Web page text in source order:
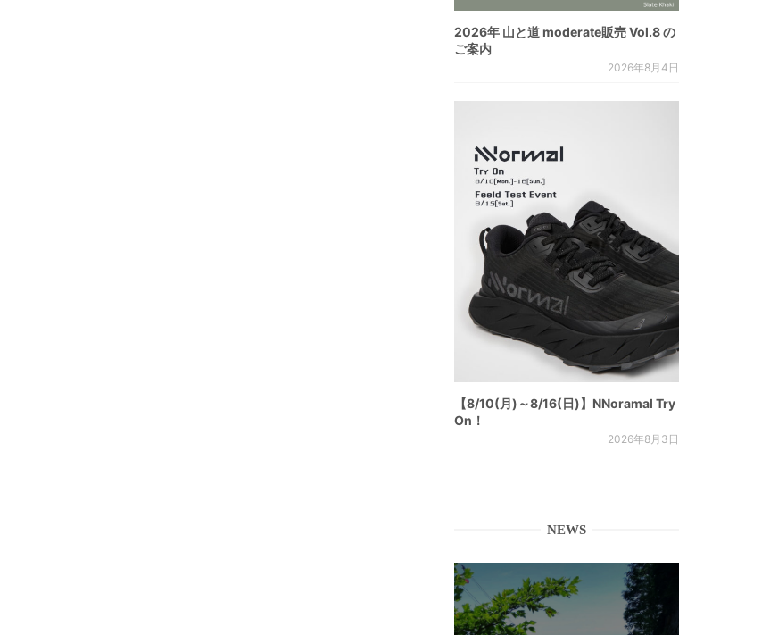
2026年 山と道 moderate販売 Vol.8 の
ご案内
2026年8月4日
【8/10(月)～8/16(日)】NNoramal Try
On！
2026年8月3日
NEWS